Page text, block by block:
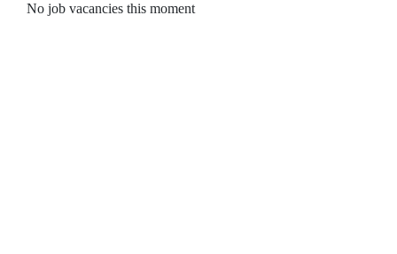
No job vacancies this moment